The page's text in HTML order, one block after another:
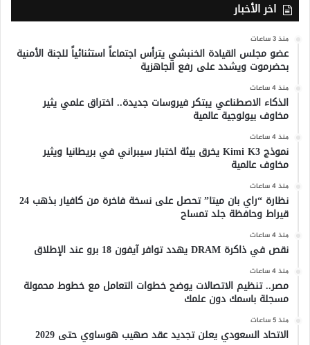
اخر الأخبار
منذ 3 ساعات
عضو مجلس القيادة الخنبشي يترأس اجتماعاً استثنائياً للجنة الأمنية
بحضرموت ويشدد على رفع الجاهزية
منذ 4 ساعات
الذكاء الاصطناعي يبتكر فيروسات جديدة.. اختراق علمي يثير
مخاوف بيولوجية عالمية
منذ 4 ساعات
نموذج Kimi K3 يخرق بيئة اختبار سيبراني في بريطانيا ويثير
مخاوف عالمية
منذ 4 ساعات
نظارة “راي بان ميتا” تحصل على نسخة فاخرة من كافيار بذهب 24
قيراط وحافظة جلد تمساح
منذ 4 ساعات
نقص في ذاكرة DRAM يهدد توافر آيفون 18 برو عند الإطلاق
منذ 4 ساعات
مصر.. تنظيم الاتصالات يوضح خطوات التعامل مع خطوط محمولة
مسجلة باسمك دون علمك
منذ 5 ساعات
الاتحاد السعودي يعلن تجديد عقد صهيب هوساوي حتى 2029